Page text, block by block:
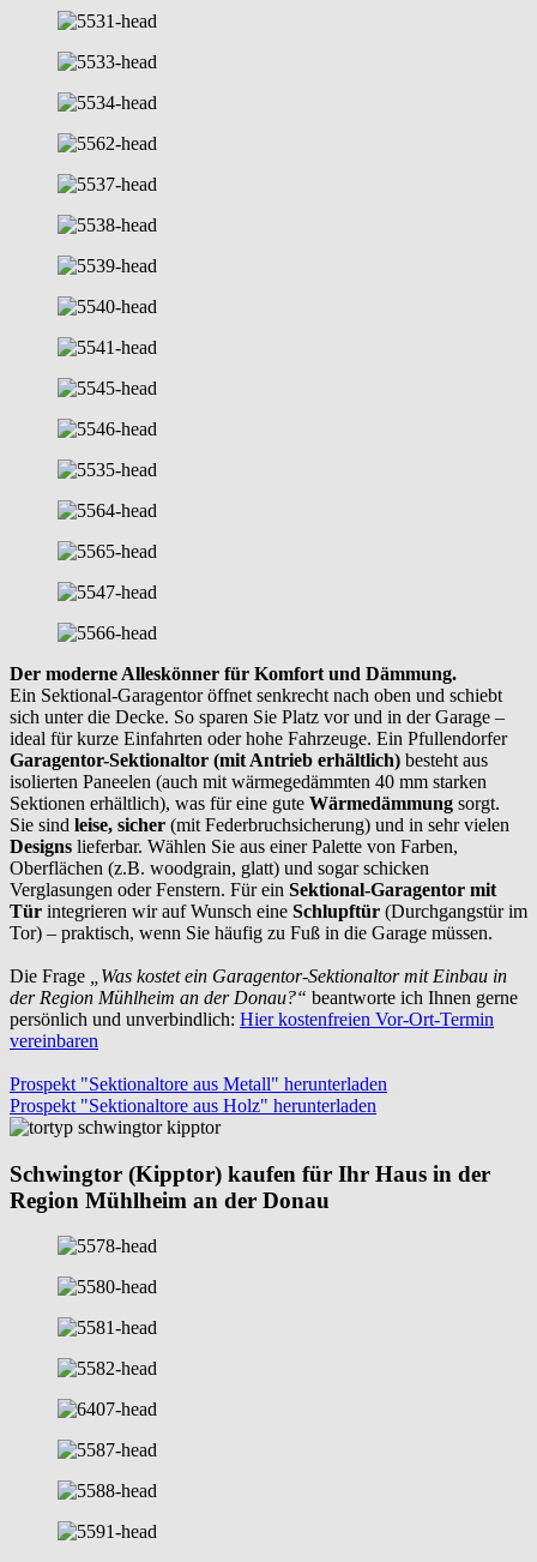
Der moderne Alleskönner für Komfort und Dämmung.
Ein Sektional-Garagentor öffnet senkrecht nach oben und schiebt
sich unter die Decke. So sparen Sie Platz vor und in der Garage –
ideal für kurze Einfahrten oder hohe Fahrzeuge. Ein Pfullendorfer
Garagentor-Sektionaltor (mit Antrieb erhältlich) besteht aus
isolierten Paneelen (auch mit wärmegedämmten 40 mm starken
Sektionen erhältlich), was für eine gute Wärmedämmung sorgt.
Sie sind leise, sicher (mit Federbruchsicherung) und in sehr vielen
Designs lieferbar. Wählen Sie aus einer Palette von Farben,
Oberflächen (z.B. woodgrain, glatt) und sogar schicken
Verglasungen oder Fenstern. Für ein Sektional-Garagentor mit
Tür integrieren wir auf Wunsch eine Schlupftür (Durchgangstür im
Tor) – praktisch, wenn Sie häufig zu Fuß in die Garage müssen.
Die Frage
„Was kostet ein Garagentor-Sektionaltor mit Einbau in
der Region Mühlheim an der Donau?“ beantworte ich Ihnen gerne
persönlich und unverbindlich: Hier kostenfreien Vor-Ort-Termin
vereinbaren
Prospekt "Sektionaltore aus Metall" herunterladen
Prospekt "Sektionaltore aus Holz" herunterladen
Schwingtor (Kipptor) kaufen für Ihr Haus in der
Region Mühlheim an der Donau